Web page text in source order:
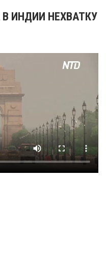
ИНДИИ НЕХВАТКУ